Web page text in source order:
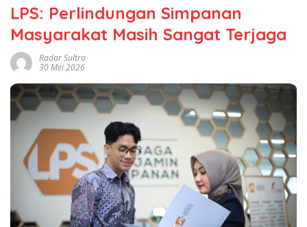
LPS: Perlindungan Simpanan
Masyarakat Masih Sangat Terjaga
Radar Sultra
30 Mei 2026